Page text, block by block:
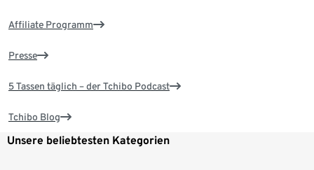
Affiliate Programm
Presse
5 Tassen täglich – der Tchibo Podcast
Tchibo Blog
Unsere beliebtesten Kategorien